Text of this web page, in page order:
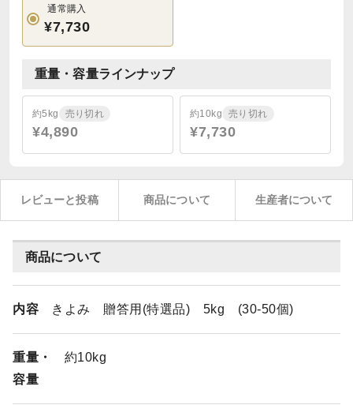
通常購入
¥7,730
重量・容量ラインナップ
約5kg 売り切れ
¥4,890
約10kg 売り切れ
¥7,730
レビューと投稿 商品について 生産者について
商品について
内容 きよみ 贈答用(特選品) 5kg (30-50個)
重量・
容量
約10kg